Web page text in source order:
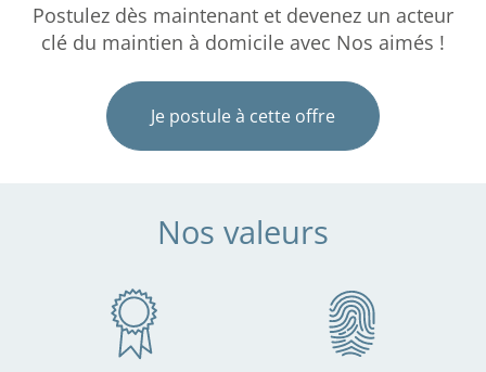
Postulez dès maintenant et devenez un acteur
clé du maintien à domicile avec Nos aimés !
Je postule à cette offre
Nos valeurs